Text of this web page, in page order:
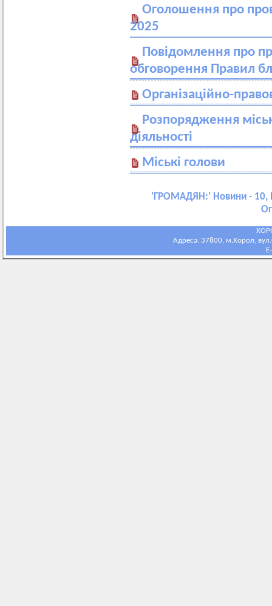
Оголошення про
2025
Повідомлення про
обговорення Правил
Організаційно-
Розпорядження
діяльності
Міські голови
' ГРОМАДЯН:' Новини - 10,
Адреса: 37800, м.Хорол,